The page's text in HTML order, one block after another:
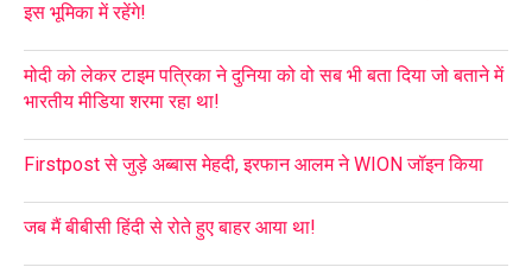
इस भूमिका में रहेंगे!
मोदी को लेकर टाइम पत्रिका ने दुनिया को वो सब भी बता दिया जो बताने में
भारतीय मीडिया शरमा रहा था!
Firstpost से जुड़े अब्बास मेहदी, इरफान आलम ने WION जॉइन किया
जब मैं बीबीसी हिंदी से रोते हुए बाहर आया था!